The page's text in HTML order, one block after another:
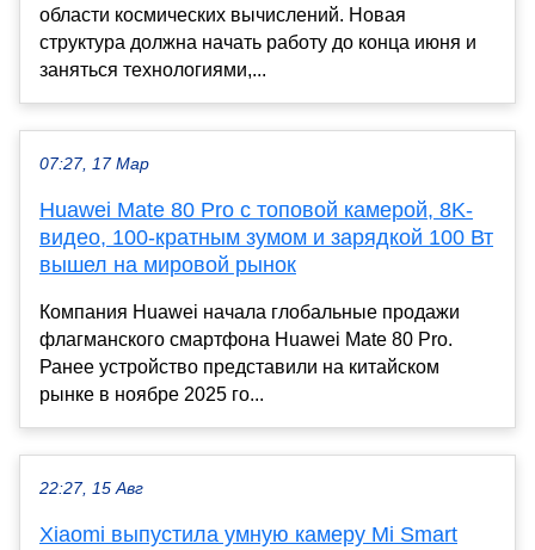
области космических вычислений. Новая
структура должна начать работу до конца июня и
заняться технологиями,...
07:27, 17 Мар
Huawei Mate 80 Pro с топовой камерой, 8K-
видео, 100-кратным зумом и зарядкой 100 Вт
вышел на мировой рынок
Компания Huawei начала глобальные продажи
флагманского смартфона Huawei Mate 80 Pro.
Ранее устройство представили на китайском
рынке в ноябре 2025 го...
22:27, 15 Авг
Xiaomi выпустила умную камеру Mi Smart